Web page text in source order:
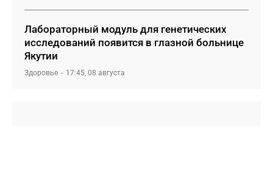
Лабораторный модуль для генетических
исследований появится в глазной больнице
Якутии
Здоровье 17:45, 08 августа